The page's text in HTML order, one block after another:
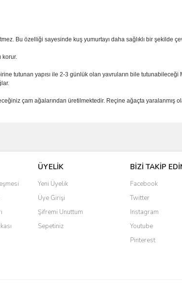
Bu özelliği sayesinde kuş yumurtayı daha sağlıklı bir şekilde
korur.
tutunan yapısı ile 2-3 günlük olan yavruların bile
çam ağalarından üretilmektedir. Reçine ağaçta yaralanmış
ÜYELİK
Yeni Üyelik
Üye Girişi
Şifremi Unuttum
Sepetiniz
BİZİ TAKİP
Facebook
Twitter
Instagram
Youtube
Pinterest